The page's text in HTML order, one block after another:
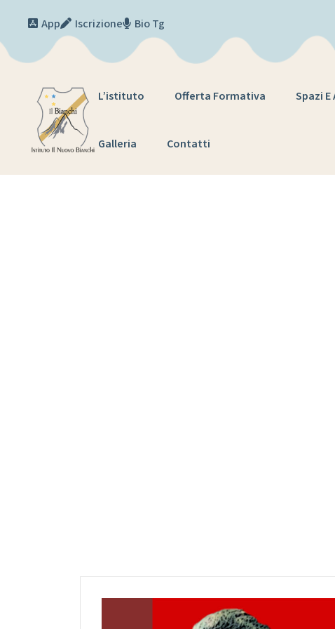
App
Iscrizione Bio Tg
L’istituto Offerta Formativa Spazi
Galleria Contatti